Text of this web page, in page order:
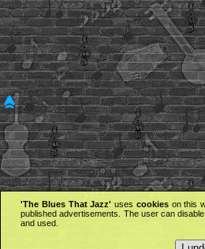
'The Blues That Jazz' uses cookieson this
published advertisements. The user can
and used.